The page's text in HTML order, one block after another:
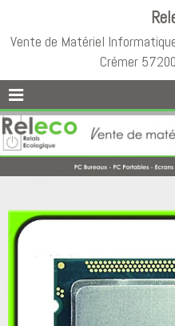
Vente de Matériel
Crémer